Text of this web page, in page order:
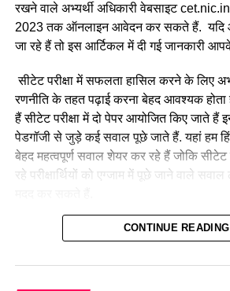
रखने वाले अभ्यर्थी अधिकारी वेबसाइट
2023 तक ऑनलाइन आवेदन कर सकते हैं. यदि
जा रहे हैं तो इस आर्टिकल में दी गई जानकारी
सीटेट परीक्षा में सफलता हासिल करने के लिए
रणनीति के तहत पढ़ाई करना बेहद आवश्यक
हैं सीटेट परीक्षा में दो पेपर आयोजित किए जाते हैं
पेडगॉजी से जुड़े कई सवाल पूछे जाते हैं. यहां हम
बेहद महत्वपूर्ण सवाल शेयर कर रहे हैं जोकि सीटेट
रहे परीक्षार्थियों को एग्जाम में पूछे जाने वाले
हमारे द्वारा प्रतिदिन CTET July 2023 के
रही है। इसी संदर्भ में आज हम ‘हिंदी भाषा शिक्षण
CONTINUE READING